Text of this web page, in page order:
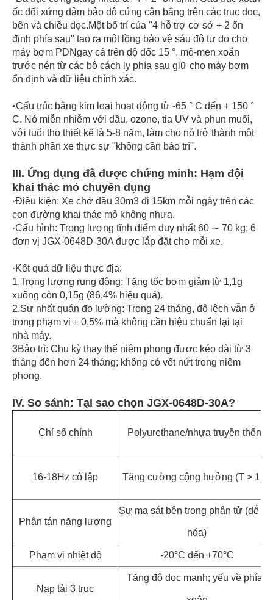
ốc đối xứng đảm bảo độ cứng cân bằng trên các trục dọc,
bên và chiều dọc.Một bố trí của "4 hỗ trợ cơ sở + 2 ổn
định phía sau" tạo ra một lồng bảo vệ sáu độ tự do cho
máy bơm PDNgay cả trên độ dốc 15 °, mô-men xoắn
trước nén từ các bộ cách ly phía sau giữ cho máy bơm
ổn định và dữ liệu chính xác.
•Cấu trúc bằng kim loại hoạt động từ -65 ° C đến + 150 °
C. Nó miễn nhiễm với dầu, ozone, tia UV và phun muối,
với tuổi thọ thiết kế là 5-8 năm, làm cho nó trở thành một
thành phần xe thực sự "không cần bảo trì".
III. Ứng dụng đã được chứng minh: Hạm đội
khai thác mỏ chuyên dụng
·Điều kiện: Xe chở dầu 30m3 đi 15km mỗi ngày trên các
con đường khai thác mỏ không nhựa.
·Cấu hình: Trọng lượng tĩnh điểm duy nhất 60 ∼ 70 kg; 6
đơn vị JGX-0648D-30A được lắp đặt cho mỗi xe.
·Kết quả dữ liệu thực địa:
1.Trọng lượng rung động: Tăng tốc bơm giảm từ 1,1g
xuống còn 0,15g (86,4% hiệu quả).
2.Sự nhất quán đo lường: Trong 24 tháng, độ lệch vẫn ở
trong phạm vi ± 0,5% mà không cần hiệu chuẩn lại tại
nhà máy.
3Bảo trì: Chu kỳ thay thế niêm phong được kéo dài từ 3
tháng đến hơn 24 tháng; không có vết nứt trong niêm
phong.
IV. So sánh: Tại sao chọn JGX-0648D-30A?
Chỉ số chính Polyurethane/nhựa truyền thống
16-18Hz cô lập Tăng cường cộng hưởng (T > 1,2)
Phân tán năng lượng
Sự ma sát bên trong phân tử (dễ
hóa)
Phạm vi nhiệt độ -20°C đến +70°C
Nạp tải 3 trục
Tăng độ dọc mạnh; yếu về phía /